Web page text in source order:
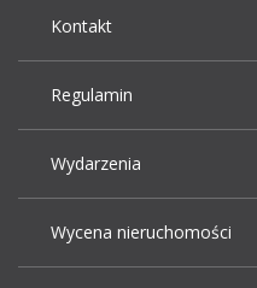
Kontakt
Regulamin
Wydarzenia
Wycena nieruchomości